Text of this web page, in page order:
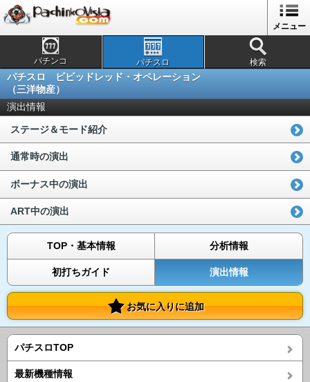
メニュー
パチンコ パチスロ 検索
パチスロ ビビッドレッド・オペレーション
（三洋物産）
演出情報
ステージ＆モード紹介
通常時の演出
ボーナス中の演出
ART中の演出
TOP・基本情報 分析情報
初打ちガイド 演出情報
お気に入りに追加
パチスロTOP
最新機種情報